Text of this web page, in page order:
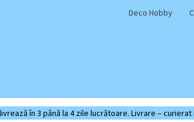
Deco Hobby
în 3 până la 4 zile lucrătoare. Livrare –